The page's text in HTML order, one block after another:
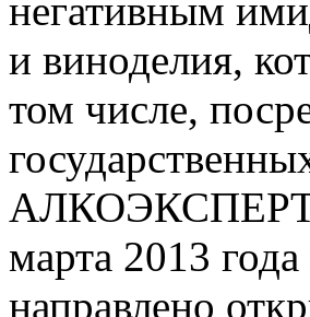
негативным
и виноделия,
том числе,
марта 2013
направлено